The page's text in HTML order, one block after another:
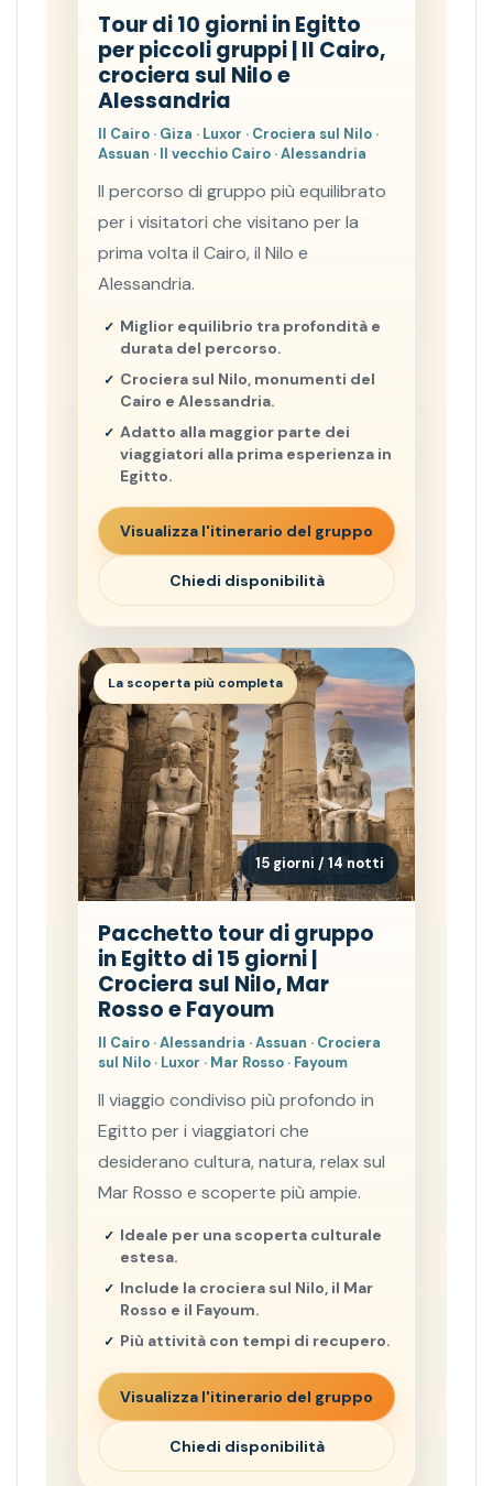
Tour di 10 giorni in Egitto
per piccoli gruppi | Il Cairo,
crociera sul Nilo e
Alessandria
Il Cairo · Giza · Luxor · Crociera sul Nilo ·
Assuan · Il vecchio Cairo · Alessandria
Il percorso di gruppo più equilibrato
per i visitatori che visitano per la
prima volta il Cairo, il Nilo e
Alessandria.
Miglior equilibrio tra profondità e
durata del percorso.
Crociera sul Nilo, monumenti del
Cairo e Alessandria.
Adatto alla maggior parte dei
viaggiatori alla prima esperienza in
Egitto.
Visualizza l'itinerario del gruppo
Chiedi disponibilità
La scoperta più completa
15 giorni / 14 notti
Pacchetto tour di gruppo
in Egitto di 15 giorni |
Crociera sul Nilo, Mar
Rosso e Fayoum
Il Cairo · Alessandria · Assuan · Crociera
sul Nilo · Luxor · Mar Rosso · Fayoum
Il viaggio condiviso più profondo in
Egitto per i viaggiatori che
desiderano cultura, natura, relax sul
Mar Rosso e scoperte più ampie.
Ideale per una scoperta culturale
estesa.
Include la crociera sul Nilo, il Mar
Rosso e il Fayoum.
Più attività con tempi di recupero.
Visualizza l'itinerario del gruppo
Chiedi disponibilità